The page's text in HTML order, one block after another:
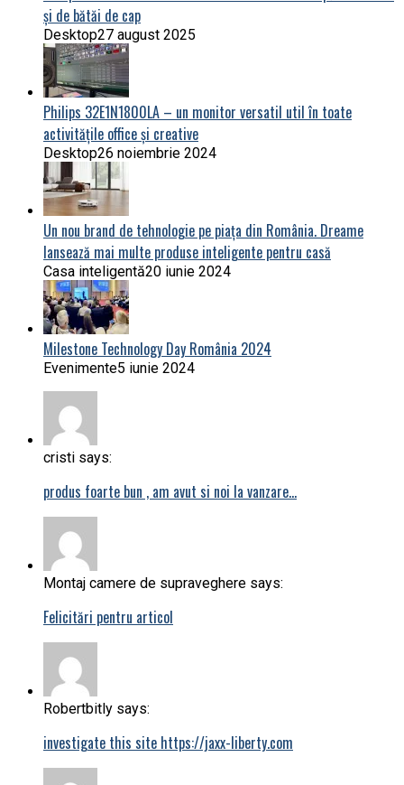
și de bătăi de cap
Desktop27 august 2025
Philips 32E1N1800LA – un monitor versatil util în toate
activitățile office și creative
Desktop26 noiembrie 2024
Un nou brand de tehnologie pe piața din România. Dreame
lansează mai multe produse inteligente pentru casă
Casa inteligentă20 iunie 2024
Milestone Technology Day România 2024
Evenimente5 iunie 2024
cristi says:
produs foarte bun , am avut si noi la vanzare…
Montaj camere de supraveghere says:
Felicitări pentru articol
Robertbitly says:
investigate this site https://jaxx-liberty.com